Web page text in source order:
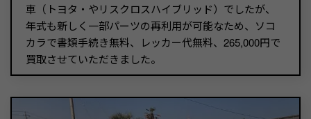
車（トヨタ・やリスクロスハイブリッド）でしたが、
年式も新しく一部パーツの再利用が可能なため、ソコ
カラで書類手続き無料、レッカー代無料、265,000円で
買取させていただきました。